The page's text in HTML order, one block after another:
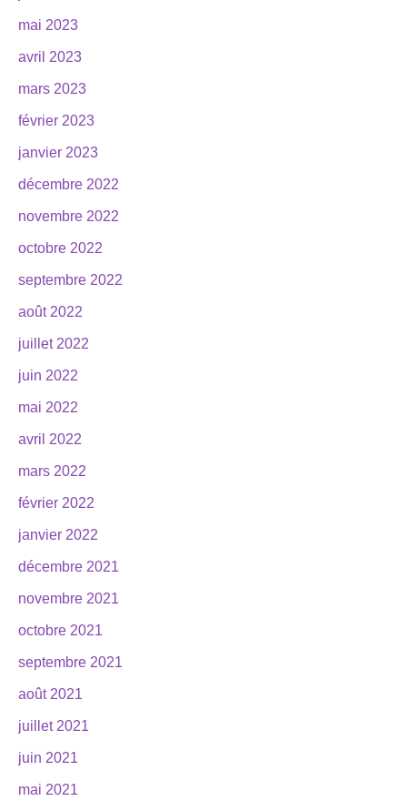
mai 2023
avril 2023
mars 2023
février 2023
janvier 2023
décembre 2022
novembre 2022
octobre 2022
septembre 2022
août 2022
juillet 2022
juin 2022
mai 2022
avril 2022
mars 2022
février 2022
janvier 2022
décembre 2021
novembre 2021
octobre 2021
septembre 2021
août 2021
juillet 2021
juin 2021
mai 2021